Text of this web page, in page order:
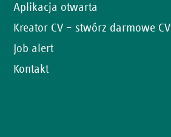
Aplikacja otwarta
Kreator CV – stwórz darmowe CV
Job alert
Kontakt